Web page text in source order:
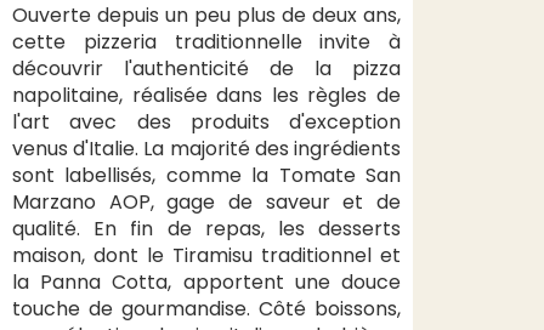
Ouverte depuis un peu plus de deux ans,
cette pizzeria traditionnelle invite à
découvrir l'authenticité de la pizza
napolitaine, réalisée dans les règles de
l'art avec des produits d'exception
venus d'Italie. La majorité des ingrédients
sont labellisés, comme la Tomate San
Marzano AOP, gage de saveur et de
qualité. En fin de repas, les desserts
maison, dont le Tiramisu traditionnel et
la Panna Cotta, apportent une douce
touche de gourmandise. Côté boissons,